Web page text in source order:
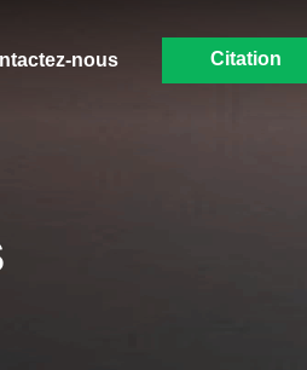
nous Citation